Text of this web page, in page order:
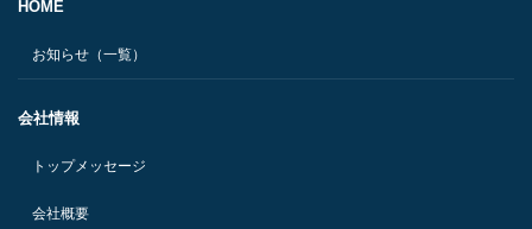
HOME
お知らせ（一覧）
会社情報
トップメッセージ
会社概要